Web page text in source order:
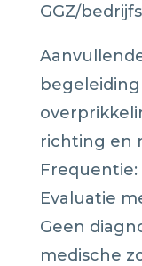
GGZ/
richting en
Frequentie:
Evaluatie
Geen
medische